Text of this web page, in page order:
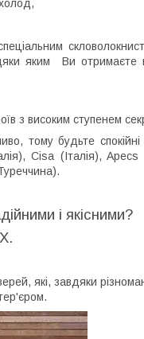
яким
Ви отримаєте
з високим ступенем
тому будьте спокійні
Cisa (Італія), Apecs
і якісними?
.
які, завдяки